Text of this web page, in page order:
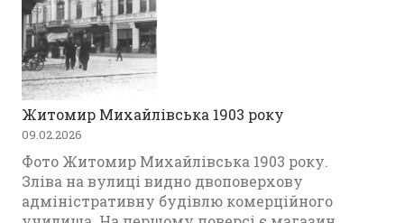
Житомир Михайлівська 1903 року
09.02.2026
Фото Житомир Михайлівська 1903 року.
Зліва на вулиці видно двоповерхову
адміністративну будівлю комерційного